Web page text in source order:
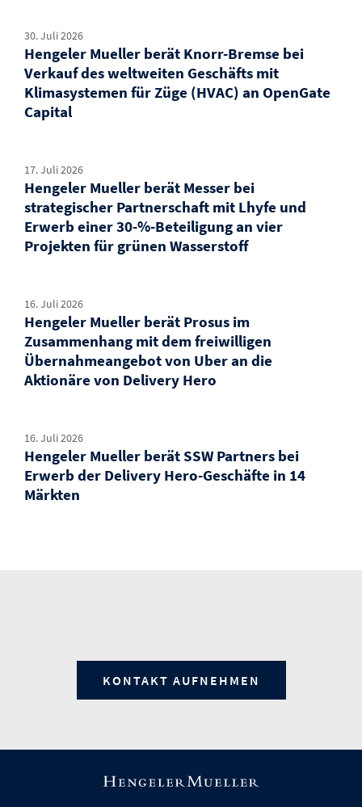
30. Juli 2026
Hengeler Mueller berät Knorr-Bremse bei
Verkauf des weltweiten Geschäfts mit
Klimasystemen für Züge (HVAC) an OpenGate
Capital
17. Juli 2026
Hengeler Mueller berät Messer bei
strategischer Partnerschaft mit Lhyfe und
Erwerb einer 30-%-Beteiligung an vier
Projekten für grünen Wasserstoff
16. Juli 2026
Hengeler Mueller berät Prosus im
Zusammenhang mit dem freiwilligen
Übernahmeangebot von Uber an die
Aktionäre von Delivery Hero
16. Juli 2026
Hengeler Mueller berät SSW Partners bei
Erwerb der Delivery Hero-Geschäfte in 14
Märkten
KONTAKT AUFNEHMEN